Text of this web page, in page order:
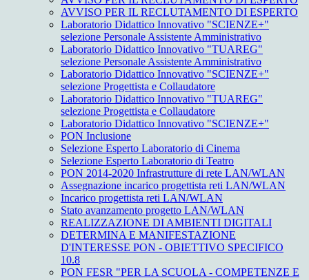
AVVISO PER IL RECLUTAMENTO DI ESPERTO
Laboratorio Didattico Innovativo "SCIENZE+"
selezione Personale Assistente Amministrativo
Laboratorio Didattico Innovativo "TUAREG"
selezione Personale Assistente Amministrativo
Laboratorio Didattico Innovativo "SCIENZE+"
selezione Progettista e Collaudatore
Laboratorio Didattico Innovativo "TUAREG"
selezione Progettista e Collaudatore
Laboratorio Didattico Innovativo "SCIENZE+"
PON Inclusione
Selezione Esperto Laboratorio di Cinema
Selezione Esperto Laboratorio di Teatro
PON 2014-2020 Infrastrutture di rete LAN/WLAN
Assegnazione incarico progettista reti LAN/WLAN
Incarico progettista reti LAN/WLAN
Stato avanzamento progetto LAN/WLAN
REALIZZAZIONE DI AMBIENTI DIGITALI
DETERMINA E MANIFESTAZIONE
D'INTERESSE PON - OBIETTIVO SPECIFICO
10.8
PON FESR "PER LA SCUOLA - COMPETENZE E